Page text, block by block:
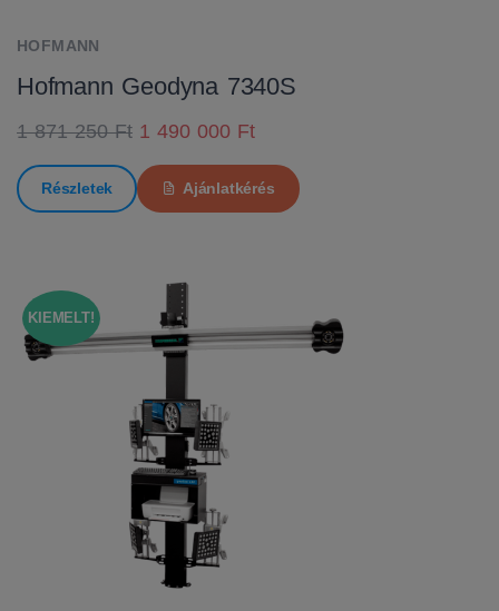
HOFMANN
Hofmann Geodyna 7340S
1 871 250 Ft 1 490 000 Ft
Részletek Ajánlatkérés
KIEMELT!